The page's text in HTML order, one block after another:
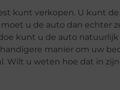
kunt verkopen. U kunt
u de auto dan echter
kunt u de auto natuurlijk
manier om uw
u weten hoe dat in